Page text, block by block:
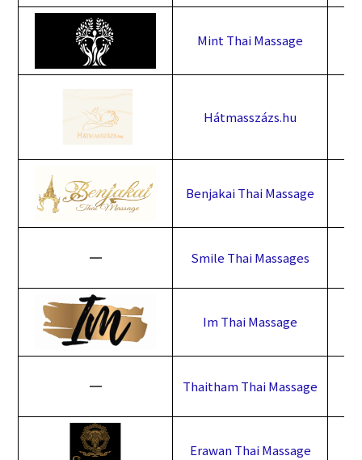
Mint Thai Massage
Hátmasszázs.hu
Benjakai Thai Massage
━ Smile Thai Massages
Im Thai Massage
━ Thaitham Thai Massage
Erawan Thai Massage